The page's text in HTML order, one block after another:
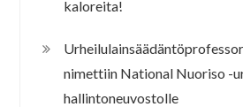
kaloreita!
nimettiin National Nuoriso -
hallintoneuvostolle